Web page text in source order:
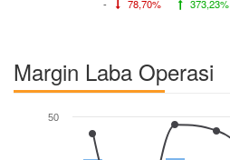
- 78,70% 373,23%
Margin Laba Operasi
50